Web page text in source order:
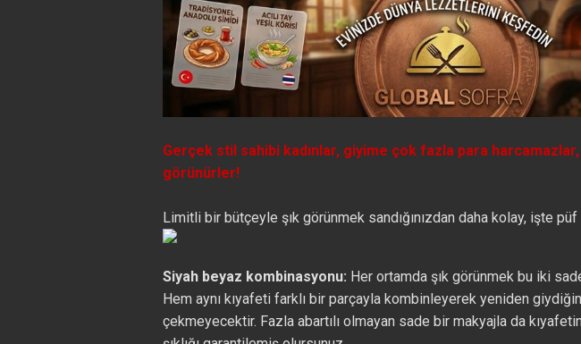
Gerçek stil sahibi kadınlar, giyime çok fazla para harcamazlar,
görünürler!
Limitli bir bütçeyle şık görünmek sandığınızdan daha kolay, işte püf
Siyah beyaz kombinasyonu: Her ortamda şık görünmek bu iki
Hem aynı kıyafeti farklı bir parçayla kombinleyerek yeniden
çekmeyecektir. Fazla abartılı olmayan sade bir makyajla da